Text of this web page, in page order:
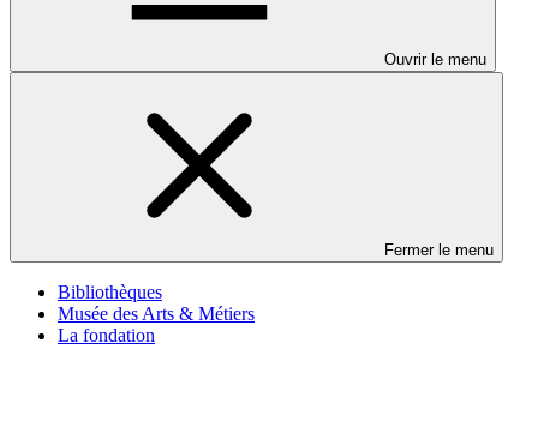
Ouvrir le menu
Fermer le menu
Bibliothèques
Musée des Arts & Métiers
La fondation